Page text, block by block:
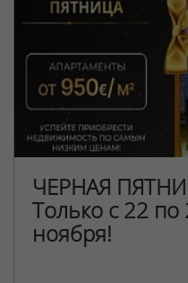
ЧЕРНАЯ
Только с 22 по
ноября!